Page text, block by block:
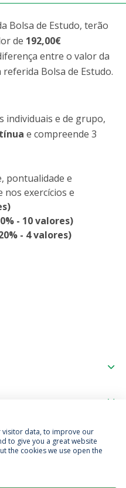
Bolsa de Estudo, terão
de 192,00€
entre o valor da
Bolsa de Estudo.
individuais e de grupo,
e compreende 3
pontualidade e
nos exercícios e
- 10 valores)
- 4 valores)
Termos & Condições
visitor data, to improve our
to give you a great website
the cookies we use open the